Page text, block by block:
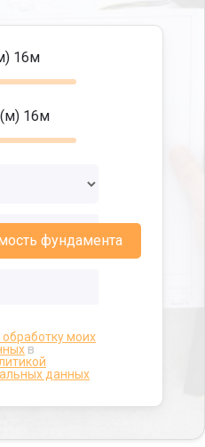
16м
16м
обработку моих
в
данных
фундамента